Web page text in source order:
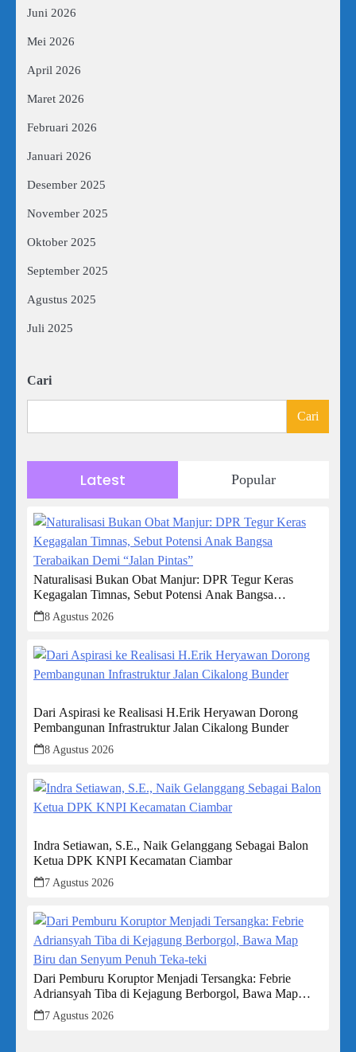
Juni 2026
Mei 2026
April 2026
Maret 2026
Februari 2026
Januari 2026
Desember 2025
November 2025
Oktober 2025
September 2025
Agustus 2025
Juli 2025
Cari
Cari
Latest Popular
Naturalisasi Bukan Obat Manjur: DPR Tegur Keras
Kegagalan Timnas, Sebut Potensi Anak Bangsa
Terabaikan Demi “Jalan Pintas”
8 Agustus 2026
Dari Aspirasi ke Realisasi H.Erik Heryawan Dorong
Pembangunan Infrastruktur Jalan Cikalong Bunder
8 Agustus 2026
Indra Setiawan, S.E., Naik Gelanggang Sebagai Balon
Ketua DPK KNPI Kecamatan Ciambar
7 Agustus 2026
Dari Pemburu Koruptor Menjadi Tersangka: Febrie
Adriansyah Tiba di Kejagung Berborgol, Bawa Map
Biru dan Senyum Penuh Teka-teki
7 Agustus 2026